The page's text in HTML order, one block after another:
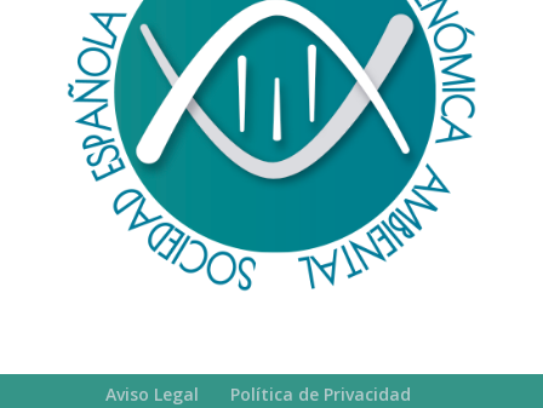
Aviso Legal Política de Privacidad